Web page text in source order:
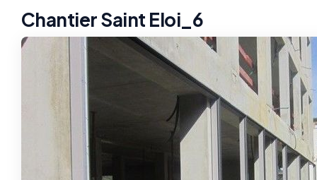
Chantier Saint Eloi_6